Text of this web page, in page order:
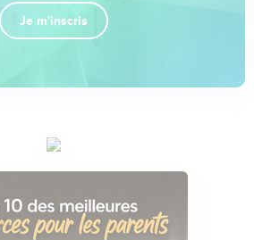
Je m'inscris